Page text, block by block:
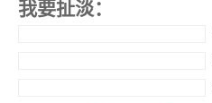
我要扯淡：